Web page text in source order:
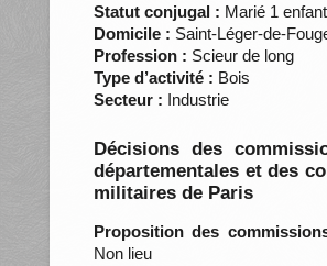
Statut conjugal : Marié 1
Domicile : Saint-Léger-de-
Profession : Scieur de long
Type d’activité : Bois
Secteur : Industrie
Décisions des
départementales et des
militaires de Paris
Proposition des
Non lieu